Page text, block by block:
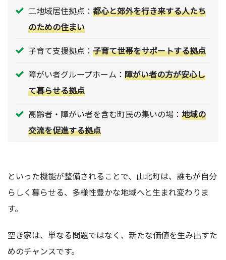
二地域居住拠点： 都心と郊外を行き来する人たち
のための住まい
子育て支援拠点： 子育て世帯をサポートする拠点
障がい者グループホーム： 障がい者の方が安心し
て暮らせる拠点
高齢者・障がい者を含む町民の集いの場： 地域の
交流を促進する拠点
といった機能が整備されることで、山北町は、誰もが自分
らしく暮らせる、 多様性豊かな地域へと生まれ変わりま
す。
空き家は、単なる問題ではなく、新たな価値を生み出すた
めのチャンスです。